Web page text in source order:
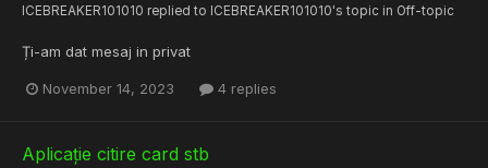
ICEBREAKER101010 replied to ICEBREAKER101010's topic in Off-topic
Ți-am dat mesaj in privat
November 14, 2023 4 replies
Aplicație citire card stb